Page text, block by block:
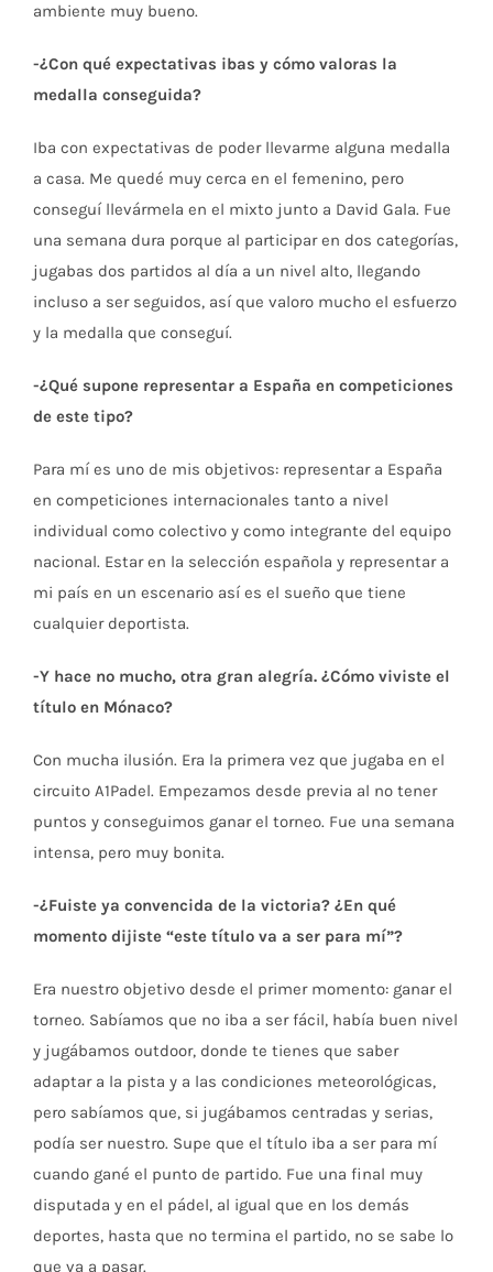
ambiente muy bueno.
-¿Con qué expectativas ibas y cómo valoras la
medalla conseguida?
Iba con expectativas de poder llevarme alguna medalla
a casa. Me quedé muy cerca en el femenino, pero
conseguí llevármela en el mixto junto a David Gala. Fue
una semana dura porque al participar en dos categorías,
jugabas dos partidos al día a un nivel alto, llegando
incluso a ser seguidos, así que valoro mucho el esfuerzo
y la medalla que conseguí.
-¿Qué supone representar a España en competiciones
de este tipo?
Para mí es uno de mis objetivos: representar a España
en competiciones internacionales tanto a nivel
individual como colectivo y como integrante del equipo
nacional. Estar en la selección española y representar a
mi país en un escenario así es el sueño que tiene
cualquier deportista.
-Y hace no mucho, otra gran alegría. ¿Cómo viviste el
título en Mónaco?
Con mucha ilusión. Era la primera vez que jugaba en el
circuito A1Padel. Empezamos desde previa al no tener
puntos y conseguimos ganar el torneo. Fue una semana
intensa, pero muy bonita.
-¿Fuiste ya convencida de la victoria? ¿En qué
momento dijiste “este título va a ser para mí”?
Era nuestro objetivo desde el primer momento: ganar el
torneo. Sabíamos que no iba a ser fácil, había buen nivel
y jugábamos outdoor, donde te tienes que saber
adaptar a la pista y a las condiciones meteorológicas,
pero sabíamos que, si jugábamos centradas y serias,
podía ser nuestro. Supe que el título iba a ser para mí
cuando gané el punto de partido. Fue una final muy
disputada y en el pádel, al igual que en los demás
deportes, hasta que no termina el partido, no se sabe lo
que va a pasar.